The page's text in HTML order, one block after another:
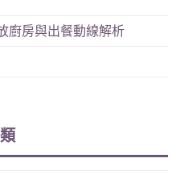
廚房與出餐動線解析